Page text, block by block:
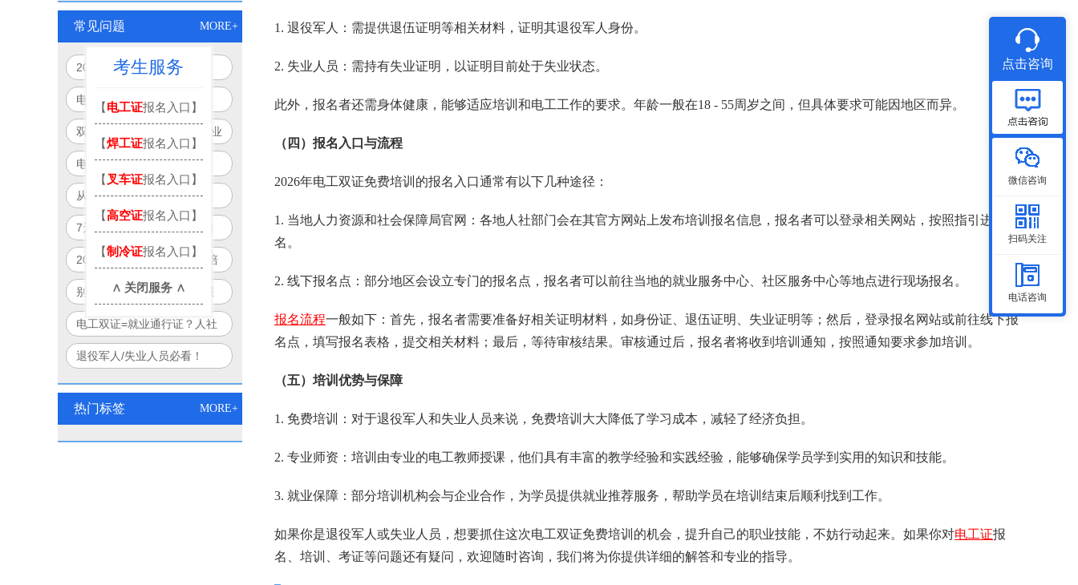
常见问题 MORE+
2026年电工双证培训新模
式：免重复培训、跨省通用、
线上+线下
电工证别再单考！2026年
起“双证合一”成就业硬门槛
双证电工薪资直涨50%！企业
抢人真相：单证已过时
电工双证补贴最高8000元？
2026年全国32城可申领清单
曝光
从月薪5000到12000：双证
电工职业晋升路径全图解
7天拿双证？广州电工可报！
政府补贴项目制培训全解析
2026年国家新规：电工“一培
双证”合法落地，一次培训拿
双证！
别再被坑！2026电工双证报
名避雷指南：官方渠道+防骗
口诀
电工双证=就业通行证？人社
部+应急部联合认证权威解读
退役军人/失业人员必看！
入口
热门标签 MORE+
1. 退役军人：需提供退伍证明等相关材料，证明其退役军人身份。
2. 失业人员：需持有失业证明，以证明目前处于失业状态。
此外，报名者还需身体健康，能够适应培训和电工工作的要求。年龄一般在18 - 55周岁之间，但具体要求可能因地区而异。
（四）报名入口与流程
2026年电工双证免费培训的报名入口通常有以下几种途径：
1. 当地人力资源和社会保障局官网：各地人社部门会在其官方网站上发布培训报名信息，报名者可以登录相关网站，按照指引进行报
名。
2. 线下报名点：部分地区会设立专门的报名点，报名者可以前往当地的就业服务中心、社区服务中心等地点进行现场报名。
报名流程一般如下：首先，报名者需要准备好相关证明材料，如身份证、退伍证明、失业证明等；然后，登录报名网站或前往线下报
名点，填写报名表格，提交相关材料；最后，等待审核结果。审核通过后，报名者将收到培训通知，按照通知要求参加培训。
（五）培训优势与保障
1. 免费培训：对于退役军人和失业人员来说，免费培训大大降低了学习成本，减轻了经济负担。
2. 专业师资：培训由专业的电工教师授课，他们具有丰富的教学经验和实践经验，能够确保学员学到实用的知识和技能。
3. 就业保障：部分培训机构会与企业合作，为学员提供就业推荐服务，帮助学员在培训结束后顺利找到工作。
如果你是退役军人或失业人员，想要抓住这次电工双证免费培训的机会，提升自己的职业技能，不妨行动起来。如果你对电工证报
名、培训、考证等问题还有疑问，欢迎随时咨询，我们将为你提供详细的解答和专业的指导。
考生服务
【电工证报名入口】
【焊工证报名入口】
【 叉车证报名入口】
【高空证报名入口】
【制冷证报名入口】
∧ 关闭服务 ∧
点击咨询
微信咨询
扫码关注
电话咨询